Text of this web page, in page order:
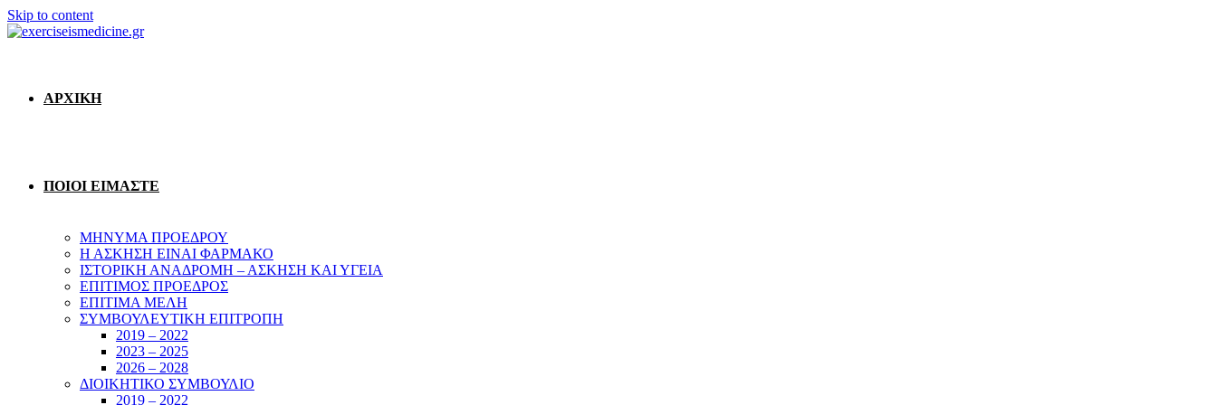
Skip to content
ΑΡΧΙΚΗ
ΠΟΙΟΙ ΕΙΜΑΣΤΕ
ΜΗΝΥΜΑ ΠΡΟΕΔΡΟΥ
Η ΑΣΚΗΣΗ ΕΙΝΑΙ ΦΑΡΜΑΚΟ
ΙΣΤΟΡΙΚΗ ΑΝΑΔΡΟΜΗ – ΑΣΚΗΣΗ ΚΑΙ ΥΓΕΙΑ
ΕΠΙΤΙΜΟΣ ΠΡΟΕΔΡΟΣ
ΕΠΙΤΙΜΑ ΜΕΛΗ
ΣΥΜΒΟΥΛΕΥΤΙΚΗ ΕΠΙΤΡΟΠΗ
2019 – 2022
2023 – 2025
2026 – 2028
ΔΙΟΙΚΗΤΙΚΟ ΣΥΜΒΟΥΛΙΟ
2019 – 2022